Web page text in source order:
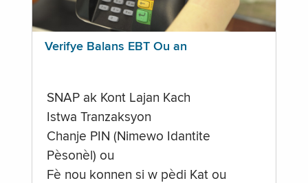
Verifye Balans EBT Ou an
SNAP ak Kont Lajan Kach
Istwa Tranzaksyon
Chanje PIN (Nimewo Idantite
Pèsonèl) ou
Fè nou konnen si w pèdi Kat ou